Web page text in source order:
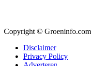
Copyright ©
Disclaimer
Privacy Policy